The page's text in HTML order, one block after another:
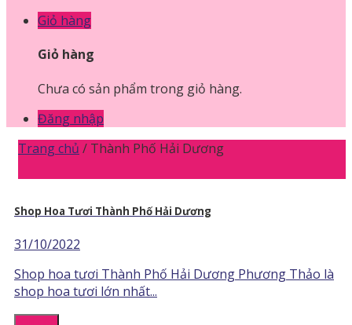
Giỏ hàng
Giỏ hàng
Chưa có sản phẩm trong giỏ hàng.
Đăng nhập
Trang chủ / Thành Phố Hải Dương
Shop Hoa Tươi Thành Phố Hải Dương
31/10/2022
Shop hoa tươi Thành Phố Hải Dương Phương Thảo là
shop hoa tươi lớn nhất...